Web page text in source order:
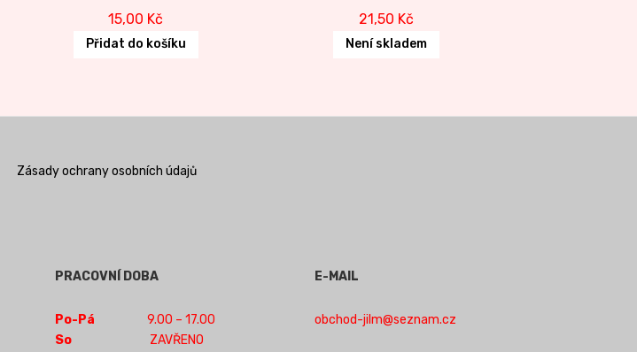
15,00 Kč
Přidat do košíku
21,50 Kč
Není skladem
Zásady ochrany osobních údajů
PRACOVNÍ DOBA
Po-Pá
9.00 – 17.00
So
ZAVŘENO
E-MAIL
obchod-jilm@seznam.cz